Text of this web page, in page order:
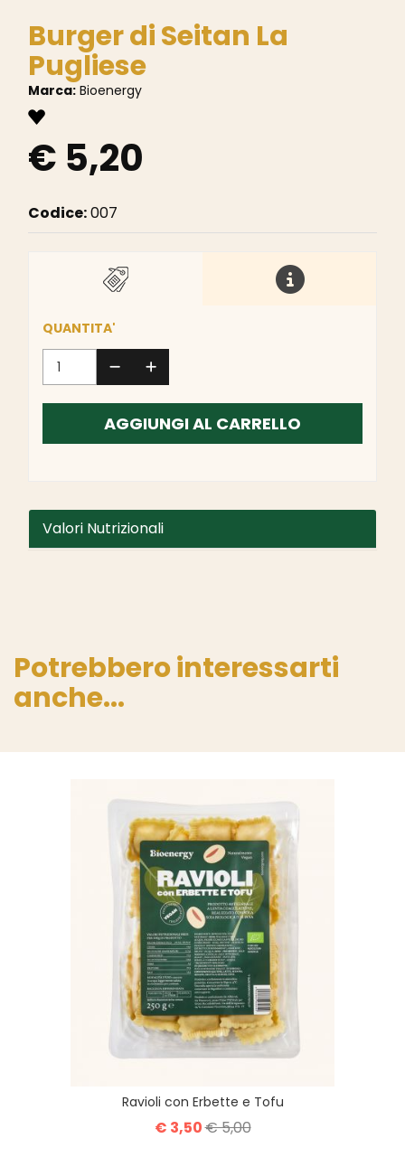
Burger di Seitan La
Pugliese
Marca: Bioenergy
€ 5,20
Codice:007
QUANTITA'
AGGIUNGI AL CARRELLO
Valori Nutrizionali
Potrebbero interessarti
anche...
Ravioli con Erbette e Tofu
€ 3,50€ 5,00